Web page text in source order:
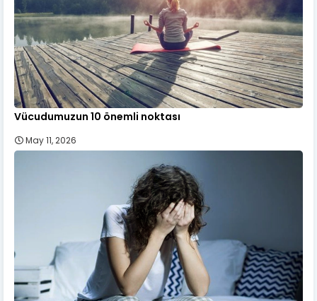
Vücudumuzun 10 önemli noktası
May 11, 2026